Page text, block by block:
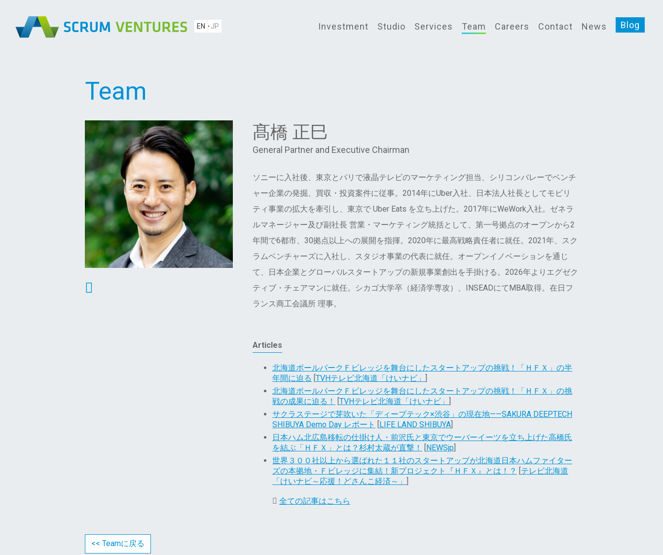
EN JP Investment Studio Services Team Careers Contact News Blog
Team
髙橋 正巳
General Partner and Executive Chairman
ソニーに入社後、東京とパリで液晶テレビのマーケティング担当、シリコンバレーでベンチ
ャー企業の発掘、買収・投資案件に従事。2014年にUber入社、日本法人社長としてモビリ
ティ事業の拡大を牽引し、東京で Uber Eats を立ち上げた。2017年にWeWork入社。ゼネラ
ルマネージャー及び副社長 営業・マーケティング統括として、第一号拠点のオープンから2
年間で6都市、30拠点以上への展開を指揮。2020年に最高戦略責任者に就任。2021年、スク
ラムベンチャーズに入社し、スタジオ事業の代表に就任。オープンイノベーションを通じ
て、日本企業とグローバルスタートアップの新規事業創出を手掛ける。2026年よりエグゼク
ティブ・チェアマンに就任。シカゴ大学卒（経済学専攻）、INSEADにてMBA取得。在日フ
ランス商工会議所 理事。
Articles
北海道ボールパークＦビレッジを舞台にしたスタートアップの挑戦！「ＨＦＸ」の半
年間に迫る [TVHテレビ北海道「けいナビ」
北海道ボールパークＦビレッジを舞台にしたスタートアップの挑戦！「ＨＦＸ」の挑
戦の成果に迫る！
[TVHテレビ北海道「けいナビ」
サクラステージで芽吹いた「ディープテック×渋谷」の現在地——SAKURA DEEPTECH
SHIBUYA Demo Day レポート [LIFE LAND SHIBUYA
日本ハム北広島移転の仕掛け人・前沢氏と東京でウーバーイーツを立ち上げた高橋氏
を結ぶ「ＨＦＸ」とは？杉村太蔵が直撃！
[NEWSjp
世界３００社以上から選ばれた１１社のスタートアップが北海道日本ハムファイター
ズの本拠地・Ｆビレッジに集結！新プロジェクト『ＨＦＸ』とは！？ [テレビ北海道
「けいナビ～応援！どさんこ経済～」
全ての記事はこちら
<< Teamに戻る